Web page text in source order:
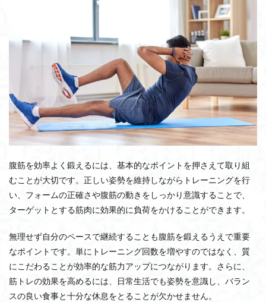
腹筋を効率よく鍛えるには、基本的なポイントを押さえて取り組
むことが大切です。正しい姿勢を維持しながらトレーニングを行
い、フォームの正確さや腹筋の動きをしっかり意識することで、
ターゲットとする筋肉に効果的に負荷をかけることができます。
無理せず自分のペースで継続することも腹筋を鍛えるうえで重要
なポイントです。単にトレーニング回数を増やすのではなく、質
にこだわることが効率的な筋力アップにつながります。さらに、
筋トレの効果を高めるには、日常生活でも姿勢を意識し、バラン
スの良い食事と十分な休息をとることが欠かせません。